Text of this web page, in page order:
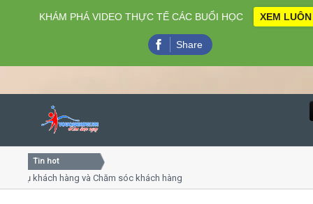
Close
Tin hot
khách hàng và Chăm sóc khách hàng chuyên nghiệp
KHÁM PHÁ VIDEO THỰC TẾ CÁC BUỔI HỌC XEM LUÔN
Share